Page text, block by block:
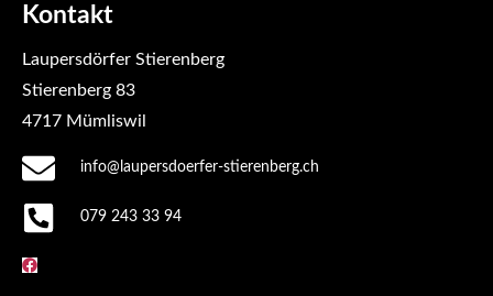
Kontakt
Laupersdörfer Stierenberg
Stierenberg 83
4717 Mümliswil
info@laupersdoerfer-stierenberg.ch
079 243 33 94